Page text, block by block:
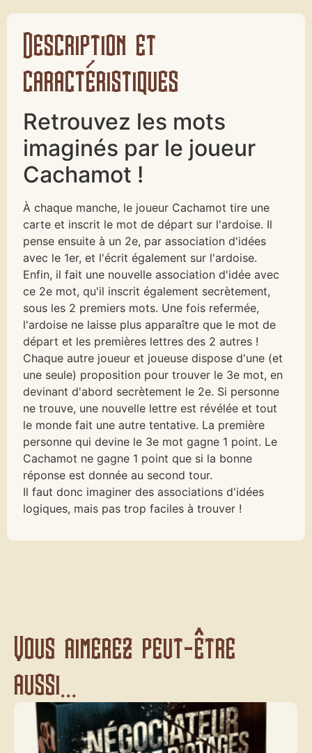
Description et
caractéristiques
Retrouvez les mots
imaginés par le joueur
Cachamot !
À chaque manche, le joueur Cachamot tire une
carte et inscrit le mot de départ sur l'ardoise. Il
pense ensuite à un 2e, par association d'idées
avec le 1er, et l'écrit également sur l'ardoise.
Enfin, il fait une nouvelle association d'idée avec
ce 2e mot, qu'il inscrit également secrètement,
sous les 2 premiers mots. Une fois refermée,
l'ardoise ne laisse plus apparaître que le mot de
départ et les premières lettres des 2 autres !
Chaque autre joueur et joueuse dispose d'une (et
une seule) proposition pour trouver le 3e mot, en
devinant d'abord secrètement le 2e. Si personne
ne trouve, une nouvelle lettre est révélée et tout
le monde fait une autre tentative. La première
personne qui devine le 3e mot gagne 1 point. Le
Cachamot ne gagne 1 point que si la bonne
réponse est donnée au second tour.
Il faut donc imaginer des associations d'idées
logiques, mais pas trop faciles à trouver !
Vous aimerez peut-être
aussi...